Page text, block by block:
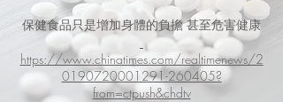
保健食品只是增加身體的負擔 甚至危害健康
https://www.chinatimes.com/realtimenews/2
0190720001291-260405?
from=ctpush&chdtv